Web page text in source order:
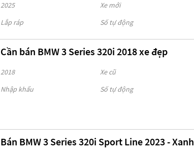
2025 Xe mới
Lắp ráp
Số tự động
Cần bán BMW 3 Series 320i 2018 xe đẹp
2018 Xe cũ
Nhập khẩu
Số tự động
Bán BMW 3 Series 320i Sport Line 2023 - Xanh